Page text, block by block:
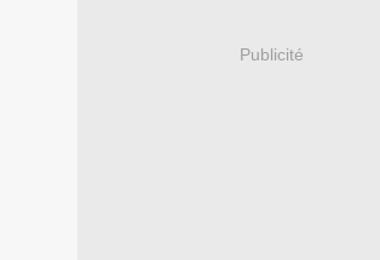
Publicité